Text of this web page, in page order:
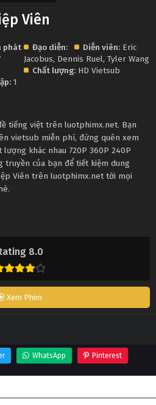
8.0
Xem Phim
Viên
phát
1
Đạo diễn: Diễn viên: Eric
Jacobus, Dennis Ruel,Tyler Wang
Chất lượng: HD Vietsub
tiếng việt trên luotphimx.net. Bạn
vietsub miễn phí, đừng quên xem
khác nhau 720P 360P 240P
truyền của bạn để tiết kiệm dung
Viên trên luotphimx.net tới mọi
WhatsApp Pinterest